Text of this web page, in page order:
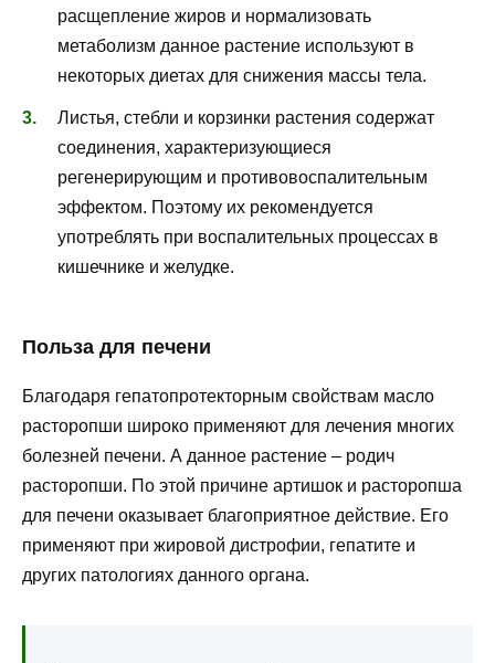
расщепление жиров и нормализовать
метаболизм данное растение используют в
некоторых диетах для снижения массы тела.
Листья, стебли и корзинки растения содержат
соединения, характеризующиеся
регенерирующим и противовоспалительным
эффектом. Поэтому их рекомендуется
употреблять при воспалительных процессах в
кишечнике и желудке.
Польза для печени
Благодаря гепатопротекторным свойствам масло
расторопши широко применяют для лечения многих
болезней печени. А данное растение – родич
расторопши. По этой причине артишок и расторопша
для печени оказывает благоприятное действие. Его
применяют при жировой дистрофии, гепатите и
других патологиях данного органа.